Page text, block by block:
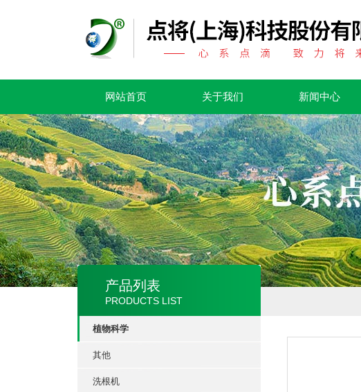
网站首页 关于我们 新闻中心
产品列表
PRODUCTS LIST
植物科学
其他
洗根机